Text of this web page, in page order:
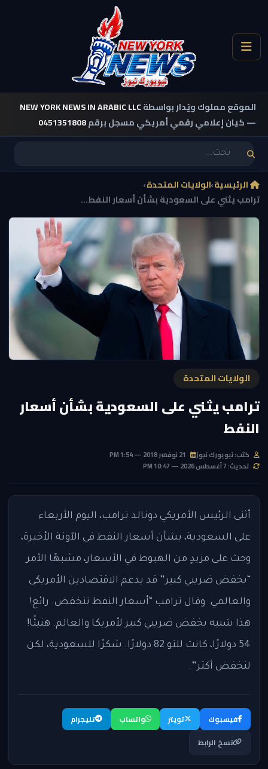
الموقع مملوك ويُدار بواسطةNEW YORK NEWS IN ARABIC LLC
— كيان إعلامي رقمي أمريكي مسجل برقم0451351808
الرئيسية›الولايات المتحدة›
ترامب يثني على السعودية بشأن أسعار النفط...
الولايات المتحدة
ترامب يثني على السعودية بشأن أسعار
النفط
كتب: نيويورك نيوز
تحديث: 7 أغسطس 2026 — 10:47 PM
أثنى الرئيس الأمريكي دونالد ترامب، اليوم الأربعاء
على السعودية، بشأن أسعار النفط في الآونة الأخيرة،
وحث على مزيدٍ من الهبوط في الأسعار، مشبهًا الأمر
“بخفض ضريبي كبير” قد يدعم الاقتصادين الأمريكي
والعالمي. وقال ترامب “أسعار النفط تنخفض. رائع!
هذا شبيه بخفض ضريبي كبير لأمريكا والعالم. هنيئًا!
54 دولارًا، كانت للتو 82 دولارًا. شكرًا للسعودية، لكن
لنخفض أكثر”.
فيسبوك تويتر واتساب
تليجرام
نسخ الرابط